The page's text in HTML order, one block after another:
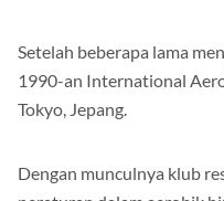
Setelah beberapa lama
1990-an International
Tokyo, Jepang.
Dengan munculnya klub